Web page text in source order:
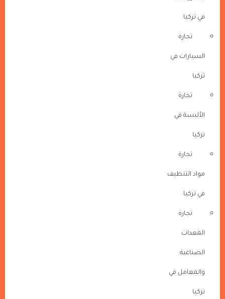
في تركيا
تجارة
السيارات في
تركيا
تجارة
الألبسة في
تركيا
تجارة
مواد التنظيف
في تركيا
تجارة
المعدات
الصناعية
والمعامل في
تركيا